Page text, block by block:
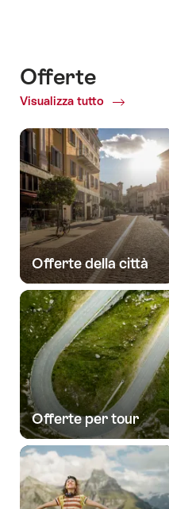
Offerte
Visualizza tutto
Common.Of
Offerte della città
Offerte per tour